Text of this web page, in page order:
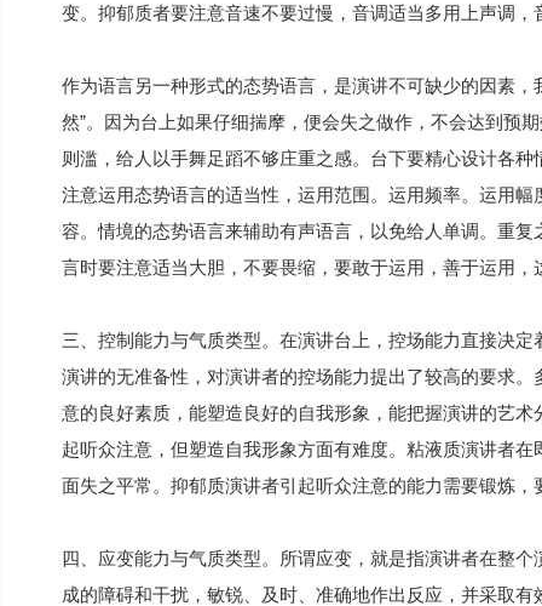
变。抑郁质者要注意音速不要过慢，音调适当多用上声调
作为语言另一种形式的态势语言，是演讲不可缺少的因素
然”。因为台上如果仔细揣摩，便会失之做作，不会达到预
则滥，给人以手舞足蹈不够庄重之感。台下要精心设计各
注意运用态势语言的适当性，运用范围。运用频率。运用
容。情境的态势语言来辅助有声语言，以免给人单调。重
言时要注意适当大胆，不要畏缩，要敢于运用，善于运用
三、控制能力与气质类型。在演讲台上，控场能力直接决
演讲的无准备性，对演讲者的控场能力提出了较高的要求
意的良好素质，能塑造良好的自我形象，能把握演讲的艺
起听众注意，但塑造自我形象方面有难度。粘液质演讲者
面失之平常。抑郁质演讲者引起听众注意的能力需要锻炼，
四、应变能力与气质类型。所谓应变，就是指演讲者在整
成的障碍和干扰，敏锐、及时、准确地作出反应，并采取